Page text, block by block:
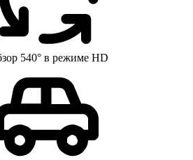
540° в режиме HD